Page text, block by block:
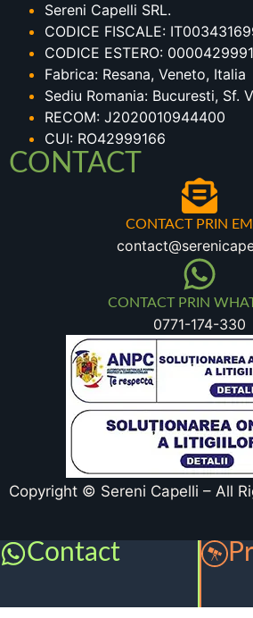
Sereni Capelli SRL.
CODICE FISCALE:
CODICE ESTERO:
Fabrica: Resana, Veneto, Italia
Sediu Romania: Bucuresti, Sf.
RECOM: J2020010944400
CUI: RO42999166
CONTACT
CONTACT PRIN
CONTACT PRIN
0771-174-330
Copyright © Sereni Capelli – All
Contact